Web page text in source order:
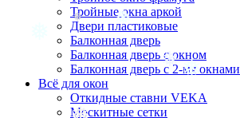
Тройные окна аркой
Двери пластиковые
Балконная дверь
Балконная дверь с окном
Балконная дверь с 2-мя окнами
Всё для окон
Откидные ставни VEKA
Москитные сетки
❅
❅
❅
❅
❅
❅
❅
❅